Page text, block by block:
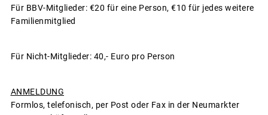
Für BBV-Mitglieder: €20 für eine Person, €10 für jedes weitere
Familienmitglied
Für Nicht-Mitglieder: 40,- Euro pro Person
ANMELDUNG
Formlos, telefonisch, per Post oder Fax in der Neumarkter